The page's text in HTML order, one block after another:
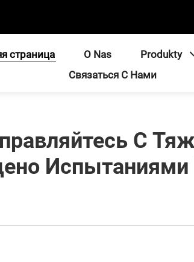
страница O Nas Produkty
Связаться С Нами
С
Испытаниями